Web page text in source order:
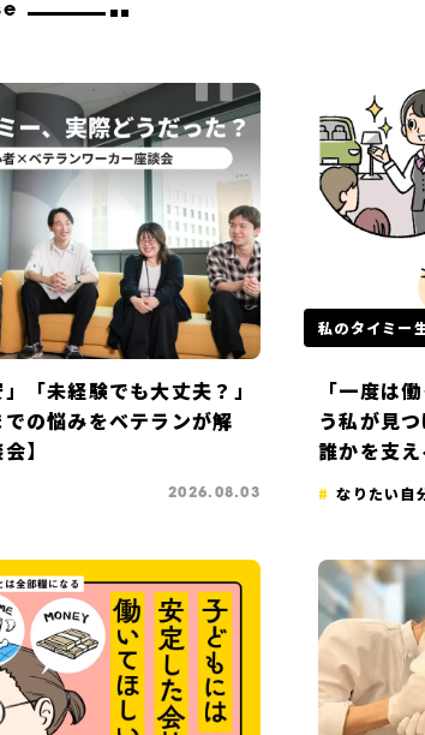
「未経験でも大丈夫？」
の悩みをベテランが解
】
2026.08.03
私のタイミー
「一度は
う私が見
誰かを支
なりたい自